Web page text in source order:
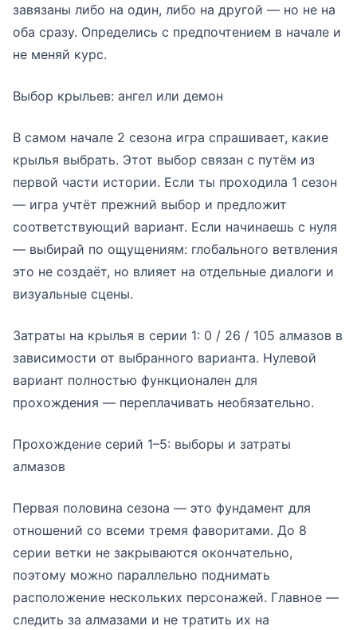
завязаны либо на один, либо на другой — но не на
оба сразу. Определись с предпочтением в начале и
не меняй курс.
Выбор крыльев: ангел или демон
В самом начале 2 сезона игра спрашивает, какие
крылья выбрать. Этот выбор связан с путём из
первой части истории. Если ты проходила 1 сезон
— игра учтёт прежний выбор и предложит
соответствующий вариант. Если начинаешь с нуля
— выбирай по ощущениям: глобального ветвления
это не создаёт, но влияет на отдельные диалоги и
визуальные сцены.
Затраты на крылья в серии 1: 0 / 26 / 105 алмазов в
зависимости от выбранного варианта. Нулевой
вариант полностью функционален для
прохождения — переплачивать необязательно.
Прохождение серий 1–5: выборы и затраты
алмазов
Первая половина сезона — это фундамент для
отношений со всеми тремя фаворитами. До 8
серии ветки не закрываются окончательно,
поэтому можно параллельно поднимать
расположение нескольких персонажей. Главное —
следить за алмазами и не тратить их на